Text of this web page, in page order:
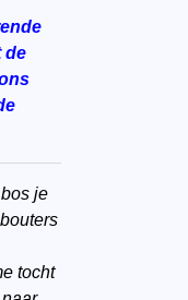
de
je
tocht